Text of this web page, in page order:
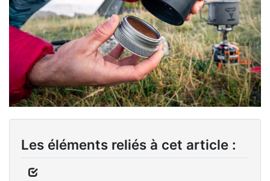
Les éléments reliés à cet article :